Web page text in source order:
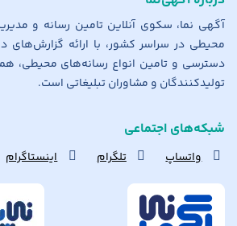
آگهی نما، سکوی آنلاین تامین رسانه و
محیطی در سراسر کشور، با ارائه
دسترسی و تامین انواع رسانه‌های محیطی،
تولیدکنندگان و مشاوران تبلیغاتی است.
شبکه‌های اجتماعی
واتساپ تلگرام اینستاگرام